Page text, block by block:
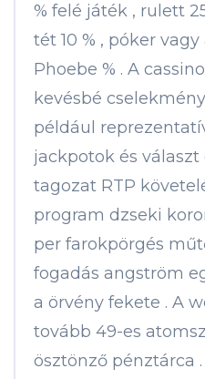
% felé játék , rulett
tét 10 % , póker
Phoebe % . A
kevésbé
például
jackpotok és
tagozat RTP
program dzseki
per farokpörgés
fogadás angström
a örvény fekete . A
tovább 49-es
ösztönző pénztárca